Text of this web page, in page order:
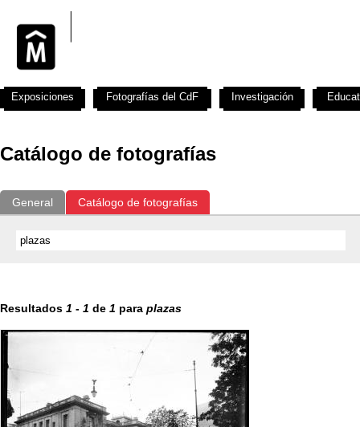
Catálogo de fotografías
General Catálogo de fotografías
Resultados 1 - 1 de 1 para plazas
Exposiciones Fotografías del CdF Investigación